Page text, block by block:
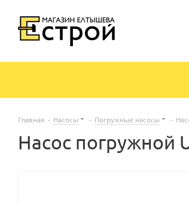
Главная - Насосы - Погружные насосы -
Насос погружной